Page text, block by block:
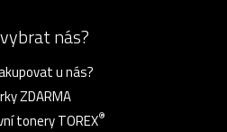
nás?
u nás?
ZDARMA
tonery TOREX®